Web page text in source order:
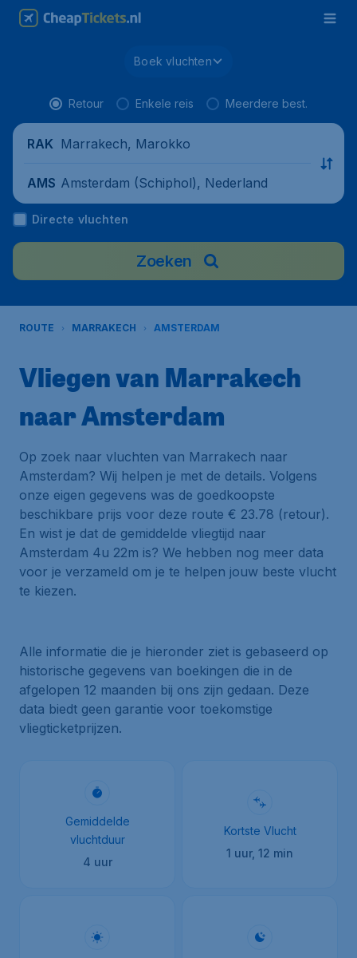
Boek vluchten
Retour Enkele reis Meerdere best.
RAK Marrakech, Marokko
AMS Amsterdam (Schiphol), Nederland
Directe vluchten
Zoeken
ROUTE MARRAKECH AMSTERDAM
Vliegen van Marrakech
naar Amsterdam
Op zoek naar vluchten van Marrakech naar
Amsterdam? Wij helpen je met de details. Volgens
onze eigen gegevens was de goedkoopste
beschikbare prijs voor deze route € 23.78 (retour).
En wist je dat de gemiddelde vliegtijd naar
Amsterdam 4u 22m is? We hebben nog meer data
voor je verzameld om je te helpen jouw beste vlucht
te kiezen.
Alle informatie die je hieronder ziet is gebaseerd op
historische gegevens van boekingen die in de
afgelopen 12 maanden bij ons zijn gedaan. Deze
data biedt geen garantie voor toekomstige
vliegticketprijzen.
Gemiddelde
vluchtduur
4 uur
Kortste Vlucht
1 uur, 12 min